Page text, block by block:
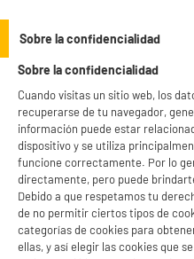
Clase C
Sobre la confidencialidad
Sobre la confidencialidad
Cuando visitas un sitio web, los
recuperarse de tu navegador,
información puede estar
dispositivo y se utiliza
funcione correctamente. Por lo
directamente, pero puede
Debido a que respetamos tu
de no permitir ciertos tipos de
categorías de cookies para
ellas, y así elegir las cookies que